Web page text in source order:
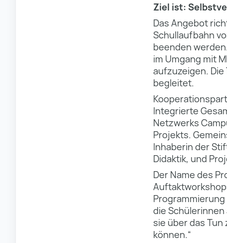
Ziel ist:
Das Angebot
Schullaufbahn
beenden
im Umgang mit
aufzuzeigen.
begleitet.
Integrierte
Netzwerks
Projekts.
Inhaberin der
Didaktik, und
Der Name des
die
sie über das
können.“